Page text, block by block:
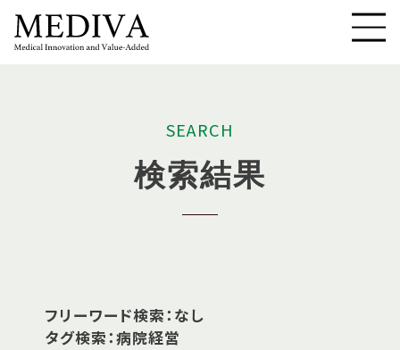
SEARCH
検索結果
フリーワード検索：なし
タグ検索：病院経営